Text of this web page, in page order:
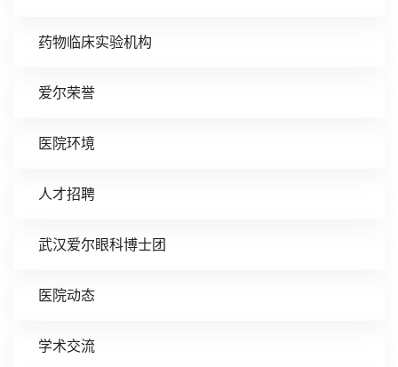
药物临床实验机构
爱尔荣誉
医院环境
人才招聘
武汉爱尔眼科博士团
医院动态
学术交流